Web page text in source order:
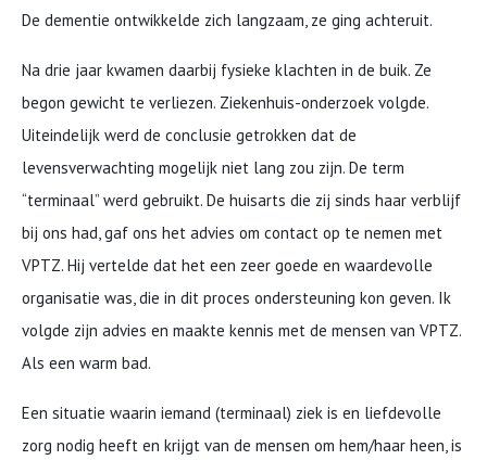
De dementie ontwikkelde zich langzaam, ze ging achteruit.
Na drie jaar kwamen daarbij fysieke klachten in de buik. Ze
begon gewicht te verliezen. Ziekenhuis-onderzoek volgde.
Uiteindelijk werd de conclusie getrokken dat de
levensverwachting mogelijk niet lang zou zijn. De term
“terminaal” werd gebruikt. De huisarts die zij sinds haar verblijf
bij ons had, gaf ons het advies om contact op te nemen met
VPTZ. Hij vertelde dat het een zeer goede en waardevolle
organisatie was, die in dit proces ondersteuning kon geven. Ik
volgde zijn advies en maakte kennis met de mensen van VPTZ.
Als een warm bad.
Een situatie waarin iemand (terminaal) ziek is en liefdevolle
zorg nodig heeft en krijgt van de mensen om hem/haar heen, is